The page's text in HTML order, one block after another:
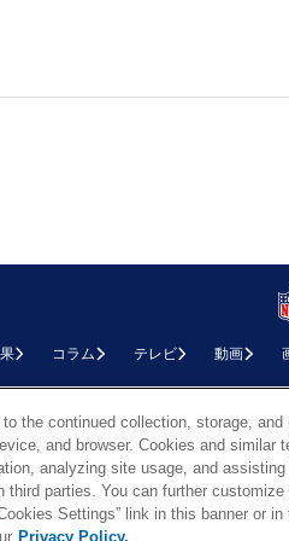
コラム テレビ 動画
Copyright ©
Copyright ©
PHOTO BY
the continued collection, storage,
and browser. Cookies and similar
analyzing site usage, and
parties. You can further
Settings” link in this banner or
Privacy Policy.